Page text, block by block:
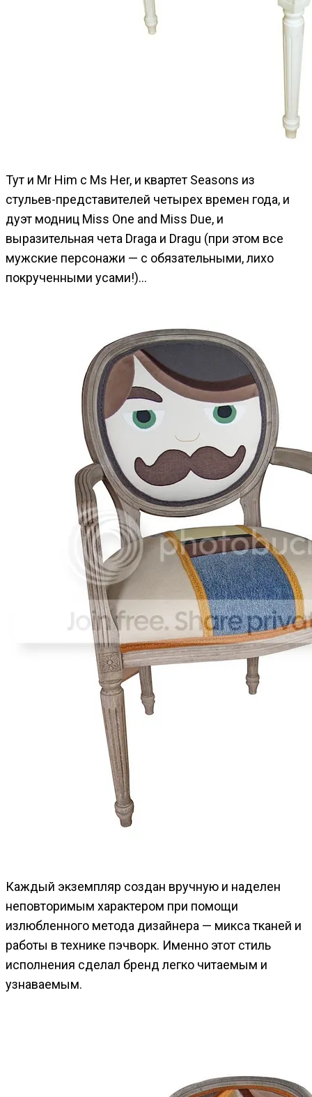
Тут и Mr Him с Ms Her, и квартет Seasons из
стульев-представителей четырех времен года, и
дуэт модниц Miss One and Miss Due, и
выразительная чета Draga и Dragu (при этом все
мужские персонажи — с обязательными, лихо
покрученными усами!)…
Каждый экземпляр создан вручную и наделен
неповторимым характером при помощи
излюбленного метода дизайнера — микса тканей и
работы в технике пэчворк. Именно этот стиль
исполнения сделал бренд легко читаемым и
узнаваемым.